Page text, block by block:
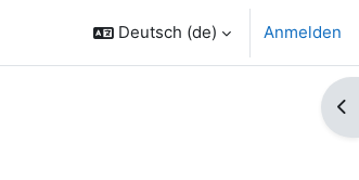
Deutsch ‎(de)‎ Anmelden